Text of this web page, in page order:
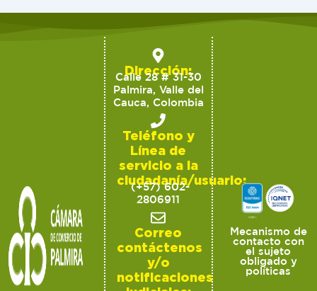
Dirección:
Calle 28 # 31-30
Palmira, Valle del
Cauca, Colombia
Teléfono y
Línea de
servicio a la
ciudadanía/usuario:
(+57) 602-
2806911
Correo
contáctenos
y/o
notificaciones
Mecanismo de
contacto con
el sujeto
obligado y
políticas